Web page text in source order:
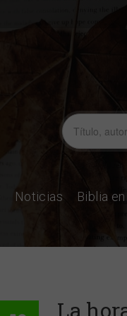
Noticias Biblia
La